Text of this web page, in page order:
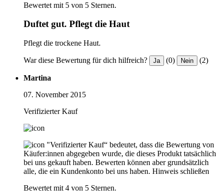
Bewertet mit 5 von 5 Sternen.
Duftet gut. Pflegt die Haut
Pflegt die trockene Haut.
War diese Bewertung für dich hilfreich? Ja (0) Nein (2)
Martina
07. November 2015
Verifizierter Kauf
"Verifizierter Kauf“ bedeutet, dass die Bewertung von
Käufer:innen abgegeben wurde, die dieses Produkt tatsächlich
bei uns gekauft haben. Bewerten können aber grundsätzlich
alle, die ein Kundenkonto bei uns haben. Hinweis schließen
Bewertet mit 4 von 5 Sternen.